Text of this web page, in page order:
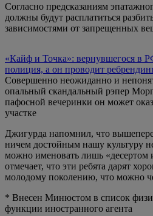
Согласно предсказаниям
должны будут расплатиться
зависимостями от запрещенных
«Кайф и Точка»: вернувшегося в
полиция, а он проводит
Совершенно неожиданно и
опальный скандальный рэпер
пафосной вечеринки он может
участке
Джигурда напомнил, что
ничем достойным нашу культуру
можно именовать лишь «десертом
отмечает, что эти ребята дарят
молодому поколению, что можно
* Внесен Минюстом в список
функции иностранного агента